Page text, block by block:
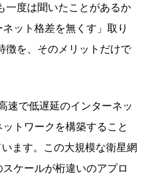
一度は聞いたことがあるか
ット格差を無くす」取り
徴を、そのメリットだけで
速で低遅延のインターネッ
トワークを構築すること
ます。この大規模な衛星網
ケールが桁違いのアプロ